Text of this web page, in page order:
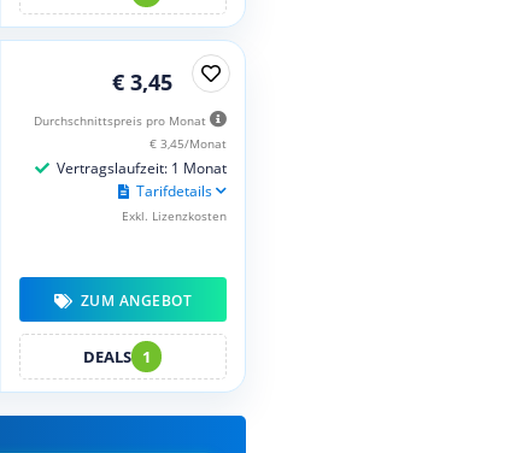
€ 3,45
Durchschnittspreis pro Monat
€ 3,45/Monat
Vertragslaufzeit: 1 Monat
Tarifdetails
Exkl. Lizenzkosten
ZUM ANGEBOT
DEALS 1